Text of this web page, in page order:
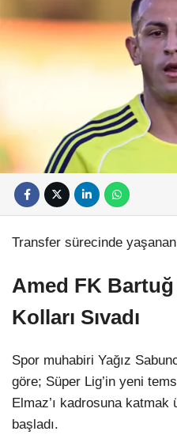
Transfer sürecinde
Amed FK
Kolları Sıvadı
Spor muhabiri Yağız
göre; Süper Lig’in yeni
Elmaz’ı kadrosuna
başladı.